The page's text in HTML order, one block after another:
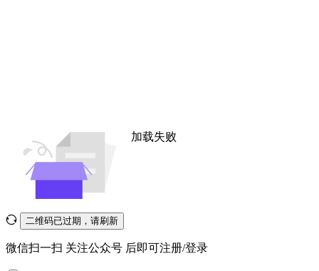
加载失败
二维码已过期，请刷新
微信扫一扫 关注公众号 后即可注册/登录